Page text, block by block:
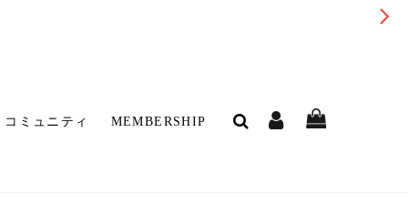
コミュニティ MEMBERSHIP